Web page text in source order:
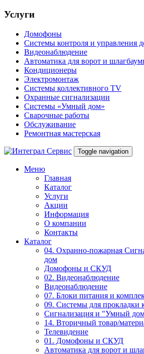
Услуги
Домофоны
Системы контроля и управления
Видеонаблюдение
Автоматика для ворот и
Кондиционеры
Электромонтаж
Системы коллективного TV
Охранные сигнализации
Системы «Умный дом»
Сварочные работы
Обслуживание
Ремонтная мастерская
Toggle navigation
Меню
Главная
Каталог
Услуги
Акции
Информация
О компании
Контакты
Каталог
04. Охранно-пожарная
дом
Домофоны и СКУД
02. Видеонаблюдение
Видеонаблюдение
07. Блоки питания и
09. Системы для прокладки
Сигнализация и "Умный
14. Вторичный товар/
Телевидение
01. Домофоны и СКУД
Автоматика для ворот и